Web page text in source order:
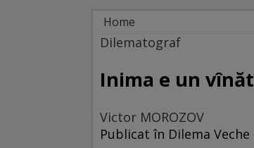
Home
La zi în cultură
Dilematograf
Inima e un
Victor MOROZOV
Publicat în Dilema